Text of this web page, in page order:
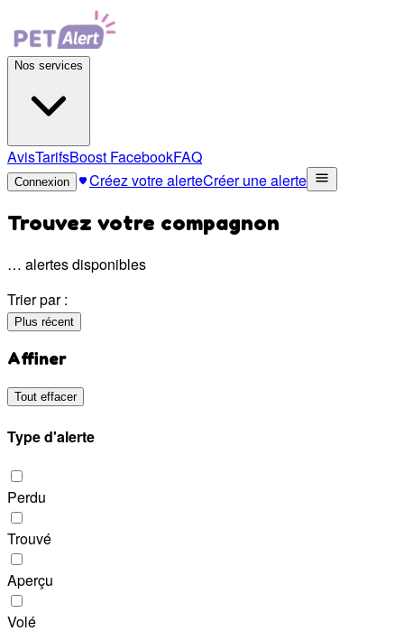
Nos services
AvisTarifsBoost FacebookFAQ
Connexion Créez votre alerteCréer une alerte
Trouvez votre compagnon
… alertes disponibles
Trier par :
Plus récent
Affiner
Tout effacer
Type d'alerte
Perdu
Trouvé
Aperçu
Volé